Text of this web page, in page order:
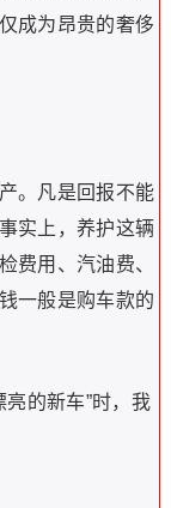
成为昂贵的奢侈
。凡是回报不能
实上，养护这辆
费用、汽油费、
一般是购车款的
的新车”时，我